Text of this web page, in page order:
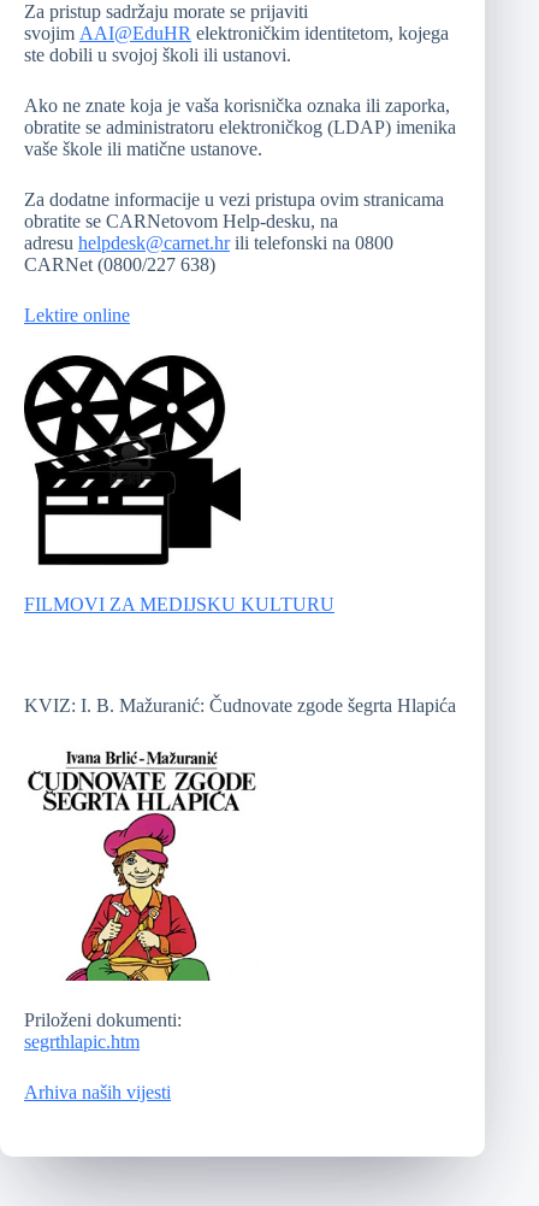
Za pristup sadržaju morate se prijaviti
svojim AAI@EduHR elektroničkim identitetom, kojega
ste dobili u svojoj školi ili ustanovi.
Ako ne znate koja je vaša korisnička oznaka ili zaporka,
obratite se administratoru elektroničkog (LDAP) imenika
vaše škole ili matične ustanove.
Za dodatne informacije u vezi pristupa ovim stranicama
obratite se CARNetovom Help-desku, na
adresu helpdesk@carnet.hrili telefonski na 0800
CARNet (0800/227 638)
Lektire online
FILMOVI ZA MEDIJSKU KULTURU
KVIZ: I. B. Mažuranić: Čudnovate zgode šegrta Hlapića
Priloženi dokumenti:
segrthlapic.htm
Arhiva naših vijesti